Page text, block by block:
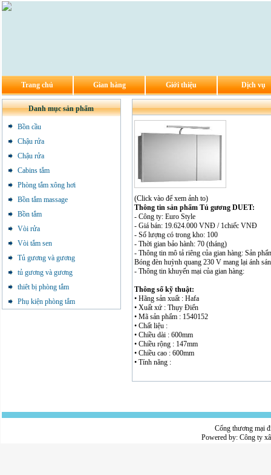
Trang chủ Gian hàng Giới thiệu Dịch vụ
Danh mục sản phẩm
Bồn cầu
Chậu rửa
Chậu rửa
Cabins tắm
Phòng tắm xông hơi
Bồn tắm massage
Bồn tắm
Vòi rửa
Vòi tắm sen
Tủ gương và gương
tủ gương và gương
thiêt bị phòng tắm
Phụ kiện phòng tắm
(Click vào để xem ảnh to)
Thông tin sản phẩm Tủ gương DUET:
- Công ty: Euro Style
- Giá bán: 19.624.000 VNĐ / 1chiếc VNĐ
- Số lượng có trong kho: 100
- Thời gian bảo hành: 70 (tháng)
- Thông tin mô tả riêng của gian hàng: Sản
Bóng đèn huỳnh quang 230 V mang lại ánh
- Thông tin khuyến mại của gian hàng:
Thông số kỹ thuật:
• Hãng sản xuất : Hafa
• Xuất xứ : Thụy Điển
• Mã sản phẩm : 1540152
• Chất liệu :
• Chiều dài : 600mm
• Chiều rộng : 147mm
• Chiều cao : 600mm
• Tính năng :
Cổng thương mại
Powered by: Công ty